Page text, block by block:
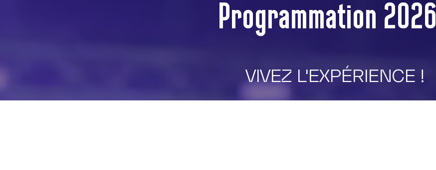
Programmation 2026
Vivez L'expérience !